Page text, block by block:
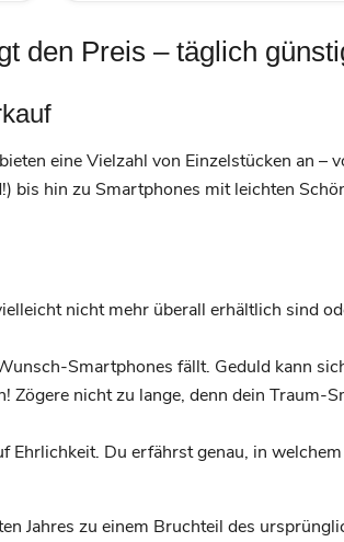
den Preis – täglich
eine Vielzahl von Einzelstücken an –
bis hin zu Smartphones mit leichten
nicht mehr überall erhältlich sind
Smartphones fällt. Geduld kann
Zögere nicht zu lange, denn dein Traum-
Ehrlichkeit. Du erfährst genau, in
Jahres zu einem Bruchteil des